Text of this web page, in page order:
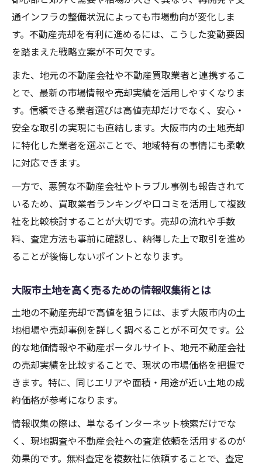
通インフラの整備状況によっても市場動向が変化しま
す。不動産売却を有利に進めるには、こうした変動要因
を踏まえた戦略立案が不可欠です。
また、地元の不動産会社や不動産買取業者と連携するこ
とで、最新の市場情報や売却実績を活用しやすくなりま
す。信頼できる業者選びは高値売却だけでなく、安心・
安全な取引の実現にも直結します。大阪市内の土地売却
に特化した業者を選ぶことで、地域特有の事情にも柔軟
に対応できます。
一方で、悪質な不動産会社やトラブル事例も報告されて
いるため、買取業者ランキングや口コミを活用して複数
社を比較検討することが大切です。売却の流れや手数
料、査定方法も事前に確認し、納得した上で取引を進め
ることが後悔しないポイントとなります。
大阪市土地を高く売るための情報収集術とは
土地の不動産売却で高値を狙うには、まず大阪市内の土
地相場や売却事例を詳しく調べることが不可欠です。公
的な地価情報や不動産ポータルサイト、地元不動産会社
の売却実績を比較することで、現状の市場価格を把握で
きます。特に、同じエリアや面積・用途が近い土地の成
約価格が参考になります。
情報収集の際は、単なるインターネット検索だけでな
く、現地調査や不動産会社への査定依頼を活用するのが
効果的です。無料査定を複数社に依頼することで、査定